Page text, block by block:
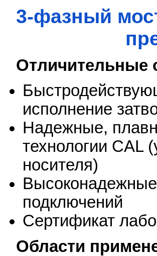
3-фазный
Отличительные
исполнение
Надежные,
технологии CAL
носителя)
Высоконадежные
подключений
Сертификат
Области